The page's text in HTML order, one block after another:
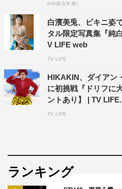
PR(森永乳業)
白濱美兎、ビキニ姿
タル限定写真集『純
V LIFE web
TV LIFE
HIKAKIN、ダイアン
に初挑戦『ドリフに
ントあり】 | TV
TV LIFE
ランキング